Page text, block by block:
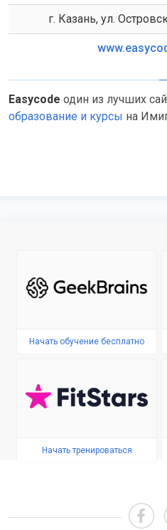
г. Казань, ул.
Easycode один из лучших
образование и курсы на
Начать обучение бесплатно
Начать тренироваться